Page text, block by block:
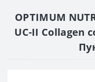
OPTIMUM
UC-II Collagen